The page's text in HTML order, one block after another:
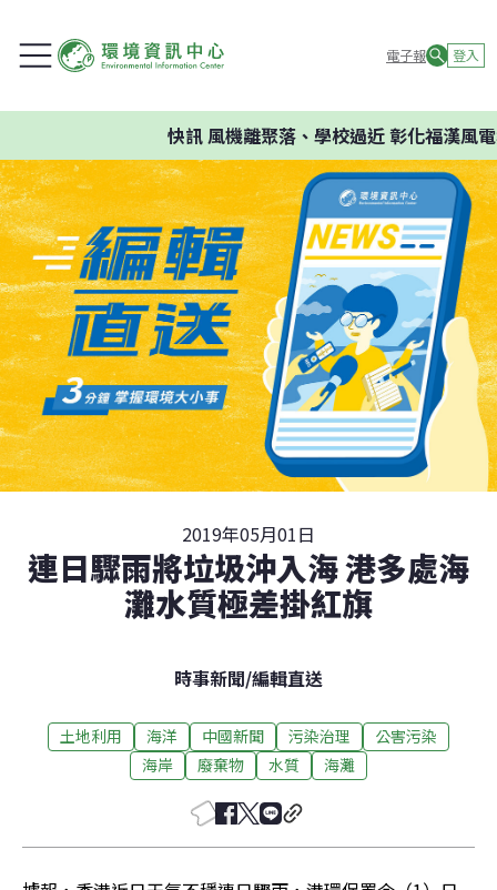
電子報 登入
快訊風機離聚落、學校過近 彰化福漢風電
2019年05月01日
連日驟雨將垃圾沖入海 港多處海
灘水質極差掛紅旗
時事新聞/編輯直送
土地利用 海洋 中國新聞 污染治理
公害污染
海岸
廢棄物 水質 海灘